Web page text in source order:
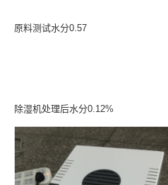
原料测试水分0.57
除湿机处理后水分0.12%